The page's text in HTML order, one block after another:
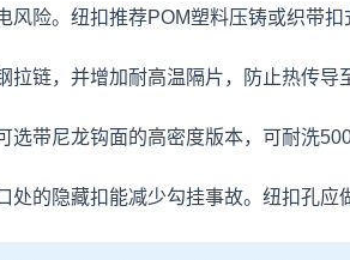
险。纽扣推荐POM塑料压铸或织带扣
链，并增加耐高温隔片，防止热传导
带尼龙钩面的高密度版本，可耐洗500
的隐藏扣能减少勾挂事故。纽扣孔应